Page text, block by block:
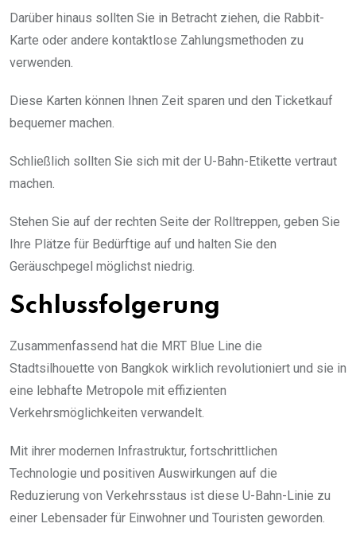
Darüber hinaus sollten Sie in Betracht ziehen, die Rabbit-
Karte oder andere kontaktlose Zahlungsmethoden zu
verwenden.
Diese Karten können Ihnen Zeit sparen und den Ticketkauf
bequemer machen.
Schließlich sollten Sie sich mit der U-Bahn-Etikette vertraut
machen.
Stehen Sie auf der rechten Seite der Rolltreppen, geben Sie
Ihre Plätze für Bedürftige auf und halten Sie den
Geräuschpegel möglichst niedrig.
Schlussfolgerung
Zusammenfassend hat die MRT Blue Line die
Stadtsilhouette von Bangkok wirklich revolutioniert und sie in
eine lebhafte Metropole mit effizienten
Verkehrsmöglichkeiten verwandelt.
Mit ihrer modernen Infrastruktur, fortschrittlichen
Technologie und positiven Auswirkungen auf die
Reduzierung von Verkehrsstaus ist diese U-Bahn-Linie zu
einer Lebensader für Einwohner und Touristen geworden.